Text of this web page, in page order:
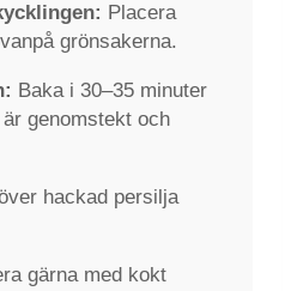
Placera
grönsakerna.
Baka i 30–35 minuter
genomstekt och
hackad persilja
gärna med kokt